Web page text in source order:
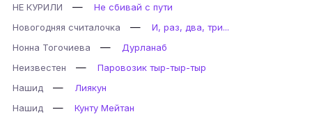
НЕ КУРИЛИ —
Не сбивай с пути
Новогодняя считалочка
—
И, раз, два, три...
Нонна Тогочиева
—
Дурланаб
Неизвестен
—
Паровозик тыр-тыр-тыр
Нашид
—
Лиякун
Нашид
—
Кунту Мейтан